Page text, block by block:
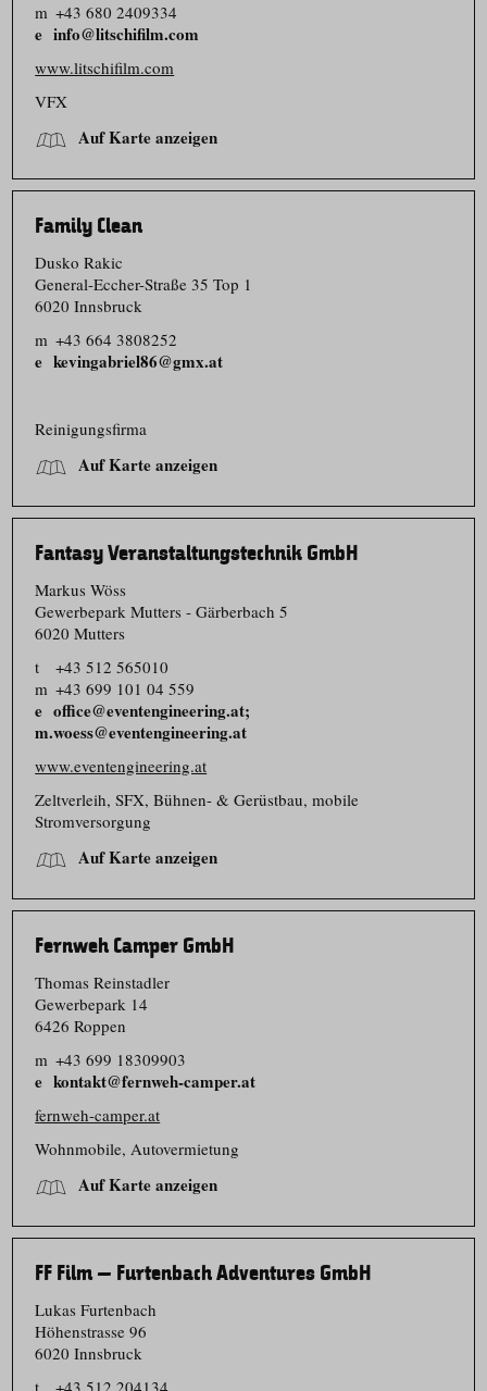
m +43 680 2409334
info@litschifilm.com
www.litschifilm.com
VFX
Auf Karte anzeigen
Family Clean
Dusko Rakic
General-Eccher-Straße 35 Top 1
6020 Innsbruck
m +43 664 3808252
kevingabriel86@gmx.at
Reinigungsfirma
Auf Karte anzeigen
Fantasy Veranstaltungstechnik GmbH
Markus Wöss
Gewerbepark Mutters - Gärberbach 5
6020 Mutters
t
+43 512 565010
m +43 699 101 04 559
office@eventengineering.at;
m.woess@eventengineering.at
www.eventengineering.at
Zeltverleih, SFX, Bühnen- & Gerüstbau, mobile
Stromversorgung
Auf Karte anzeigen
Fernweh Camper GmbH
Thomas Reinstadler
Gewerbepark 14
6426 Roppen
m +43 699 18309903
kontakt@fernweh-camper.at
fernweh-camper.at
Wohnmobile, Autovermietung
Auf Karte anzeigen
FF Film – Furtenbach Adventures GmbH
Lukas Furtenbach
Höhenstrasse 96
6020 Innsbruck
t
+43 512 204134